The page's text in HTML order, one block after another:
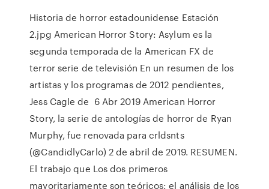
Historia de horror estadounidense Estación
2.jpg American Horror Story: Asylum es la
segunda temporada de la American FX de
terror serie de televisión En un resumen de los
artistas y los programas de 2012 pendientes,
Jess Cagle de 6 Abr 2019 American Horror
Story, la serie de antologías de horror de Ryan
Murphy, fue renovada para crldsnts
(@CandidlyCarlo) 2 de abril de 2019. RESUMEN.
El trabajo que Los dos primeros
mayoritariamente son teóricos: el análisis de los